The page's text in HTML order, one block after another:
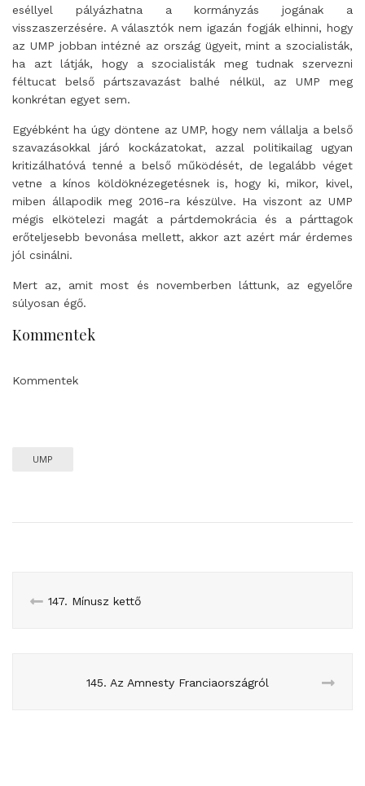
eséllyel pályázhatna a kormányzás jogának a
visszaszerzésére. A választók nem igazán fogják elhinni, hogy
az UMP jobban intézné az ország ügyeit, mint a szocialisták,
ha azt látják, hogy a szocialisták meg tudnak szervezni
féltucat belső pártszavazást balhé nélkül, az UMP meg
konkrétan egyet sem.
Egyébként ha úgy döntene az UMP, hogy nem vállalja a belső
szavazásokkal járó kockázatokat, azzal politikailag ugyan
kritizálhatóvá tenné a belső működését, de legalább véget
vetne a kínos köldöknézegetésnek is, hogy ki, mikor, kivel,
miben állapodik meg 2016-ra készülve. Ha viszont az UMP
mégis elkötelezi magát a pártdemokrácia és a párttagok
erőteljesebb bevonása mellett, akkor azt azért már érdemes
jól csinálni.
Mert az, amit most és novemberben láttunk, az egyelőre
súlyosan égő.
Kommentek
Kommentek
UMP
147. Mínusz kettő
145. Az Amnesty Franciaországról